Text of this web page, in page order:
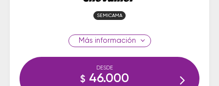
SEMICAMA
información
DESDE
$ 46.000